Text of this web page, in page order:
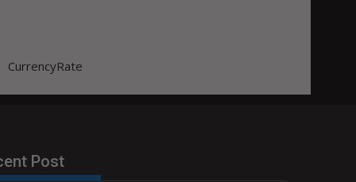
CurrencyRate
Post